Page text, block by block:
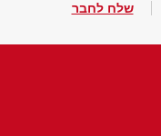
שלח לחבר